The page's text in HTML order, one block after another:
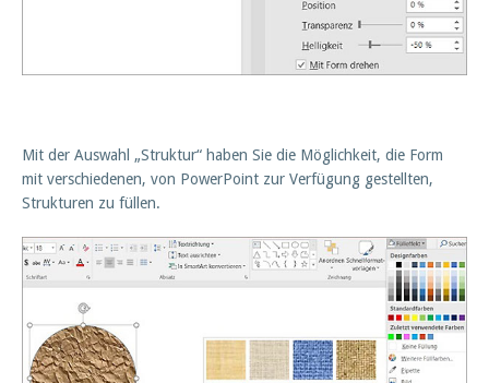
Mit der Auswahl „Struktur“ haben Sie die Möglichkeit, die Form
mit verschiedenen, von PowerPoint zur Verfügung gestellten,
Strukturen zu füllen.